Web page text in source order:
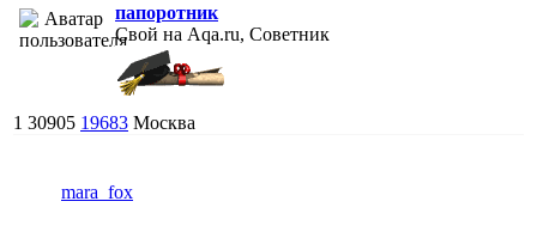
папоротник
Свой на Aqa.ru, Советник
1 30905 19683 Москва
mara_fox